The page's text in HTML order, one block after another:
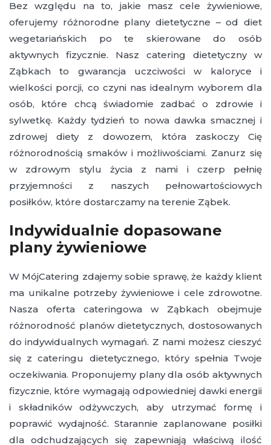
Bez względu na to, jakie masz cele żywieniowe,
oferujemy różnorodne plany dietetyczne – od diet
wegetariańskich po te skierowane do osób
aktywnych fizycznie. Nasz catering dietetyczny w
Ząbkach to gwarancja uczciwości w kaloryce i
wielkości porcji, co czyni nas idealnym wyborem dla
osób, które chcą świadomie zadbać o zdrowie i
sylwetkę. Każdy tydzień to nowa dawka smacznej i
zdrowej diety z dowozem, która zaskoczy Cię
różnorodnością smaków i możliwościami. Zanurz się
w zdrowym stylu życia z nami i czerp pełnię
przyjemności z naszych pełnowartościowych
posiłków, które dostarczamy na terenie Ząbek.
Indywidualnie dopasowane
plany żywieniowe
W MójCatering zdajemy sobie sprawę, że każdy klient
ma unikalne potrzeby żywieniowe i cele zdrowotne.
Nasza oferta cateringowa w Ząbkach obejmuje
różnorodność planów dietetycznych, dostosowanych
do indywidualnych wymagań. Z nami możesz cieszyć
się z cateringu dietetycznego, który spełnia Twoje
oczekiwania. Proponujemy plany dla osób aktywnych
fizycznie, które wymagają odpowiedniej dawki energii
i składników odżywczych, aby utrzymać formę i
poprawić wydajność. Starannie zaplanowane posiłki
dla odchudzających się zapewniają właściwą ilość